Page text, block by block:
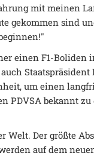
mit meinen
gekommen sind
einen F1-Boliden
Staatspräsident
um einen
bekannt zu
Welt. Der größte
auf dem